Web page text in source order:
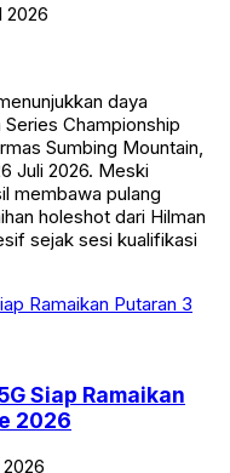
2026
daya
Championship
Sumbing Mountain,
Juli 2026. Meski
membawa pulang
holeshot dari Hilman
sejak sesi kualifikasi
Siap Ramaikan
2026